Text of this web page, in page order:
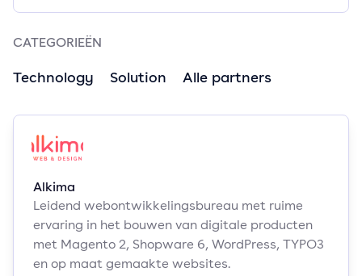
Probeer gratis
CATEGORIEËN
Technology Solution Alle partners
Alkima
Leidend webontwikkelingsbureau met ruime
ervaring in het bouwen van digitale producten
met Magento 2, Shopware 6, WordPress, TYPO3
en op maat gemaakte websites.